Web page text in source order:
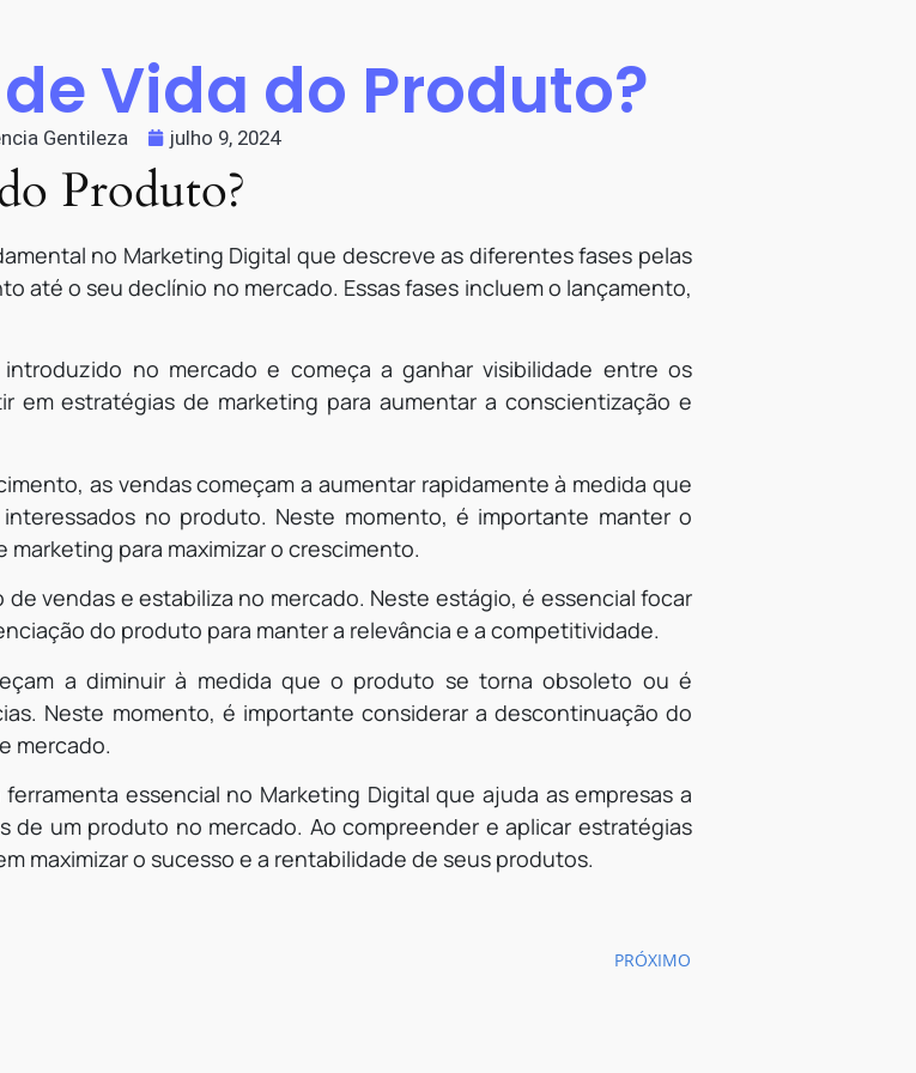
Vida do Produto?
Gentileza julho 9, 2024
Produto?
no Marketing Digital que descreve as diferentes fases pelas
até o seu declínio no mercado. Essas fases incluem o lançamento,
no mercado e começa a ganhar visibilidade entre os
em estratégias de marketing para aumentar a conscientização e
as vendas começam a aumentar rapidamente à medida que
no produto. Neste momento, é importante manter o
para maximizar o crescimento.
vendas e estabiliza no mercado. Neste estágio, é essencial focar
do produto para manter a relevância e a competitividade.
a diminuir à medida que o produto se torna obsoleto ou é
Neste momento, é importante considerar a descontinuação do
mercado.
essencial no Marketing Digital que ajuda as empresas a
um produto no mercado. Ao compreender e aplicar estratégias
maximizar o sucesso e a rentabilidade de seus produtos.
PRÓXIMO